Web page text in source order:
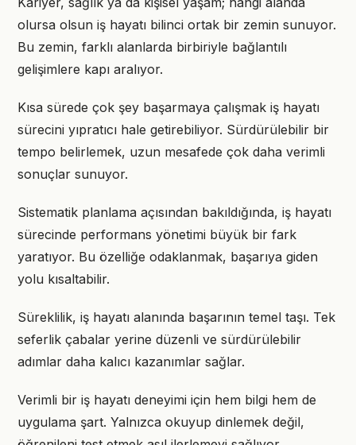
olursa olsun iş hayatı bilinci ortak bir zemin sunuyor.
Bu zemin, farklı alanlarda birbiriyle bağlantılı
gelişimlere kapı aralıyor.
Kısa sürede çok şey başarmaya çalışmak iş hayatı
sürecini yıpratıcı hale getirebiliyor. Sürdürülebilir bir
tempo belirlemek, uzun mesafede çok daha verimli
sonuçlar sunuyor.
Sistematik planlama açısından bakıldığında, iş hayatı
sürecinde performans yönetimi büyük bir fark
yaratıyor. Bu özelliğe odaklanmak, başarıya giden
yolu kısaltabilir.
Süreklilik, iş hayatı alanında başarının temel taşı. Tek
seferlik çabalar yerine düzenli ve sürdürülebilir
adımlar daha kalıcı kazanımlar sağlar.
Verimli bir iş hayatı deneyimi için hem bilgi hem de
uygulama şart. Yalnızca okuyup dinlemek değil,